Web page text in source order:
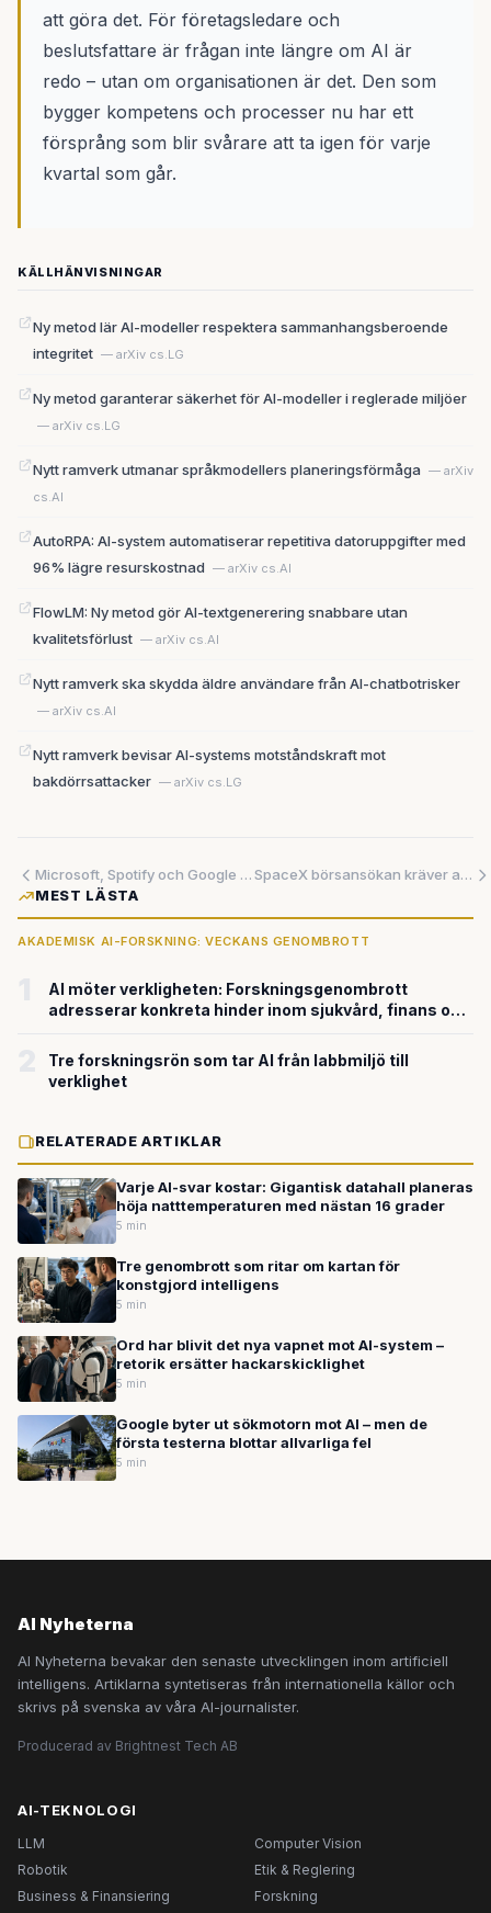
att göra det. För företagsledare och
beslutsfattare är frågan inte längre om AI är
redo – utan om organisationen är det. Den som
bygger kompetens och processer nu har ett
försprång som blir svårare att ta igen för varje
kvartal som går.
KÄLLHÄNVISNINGAR
Ny metod lär AI-modeller respektera sammanhangsberoende
integritet — arXiv cs.LG
Ny metod garanterar säkerhet för AI-modeller i reglerade miljöer
— arXiv cs.LG
Nytt ramverk utmanar språkmodellers planeringsförmåga — arXiv
cs.AI
AutoRPA: AI-system automatiserar repetitiva datoruppgifter med
96% lägre resurskostnad — arXiv cs.AI
FlowLM: Ny metod gör AI-textgenerering snabbare utan
kvalitetsförlust — arXiv cs.AI
Nytt ramverk ska skydda äldre användare från AI-chatbotrisker
— arXiv cs.AI
Nytt ramverk bevisar AI-systems motståndskraft mot
bakdörrsattacker — arXiv cs.LG
Microsoft, Spotify och Google visar hur AI tyst glider in i jobbet, musiken och synen
SpaceX börsansökan kräver att investerare tror på Mars – kan siffrorna hålla?
MEST LÄSTA
AKADEMISK AI-FORSKNING: VECKANS GENOMBROTT
AI möter verkligheten: Forskningsgenombrott
adresserar konkreta hinder inom sjukvård, finans och
Tre forskningsrön som tar AI från labbmiljö till
verklighet
RELATERADE ARTIKLAR
Varje AI-svar kostar: Gigantisk datahall planeras
höja natttemperaturen med nästan 16 grader
5 min
Tre genombrott som ritar om kartan för
konstgjord intelligens
5 min
Ord har blivit det nya vapnet mot AI-system –
retorik ersätter hackarskicklighet
5 min
Google byter ut sökmotorn mot AI – men de
första testerna blottar allvarliga fel
5 min
AI Nyheterna
AI Nyheterna bevakar den senaste utvecklingen inom artificiell
intelligens. Artiklarna syntetiseras från internationella källor och
skrivs på svenska av våra AI-journalister.
Producerad av Brightnest Tech AB
AI-TEKNOLOGI
LLM
Computer Vision
Robotik
Etik & Reglering
Business & Finansiering
Forskning